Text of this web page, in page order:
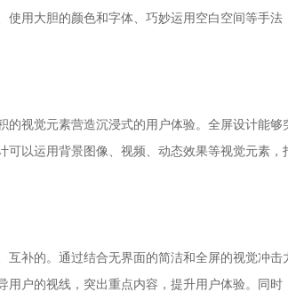
用大胆的颜色和字体、巧妙运用空白空间等手法
视觉元素营造沉浸式的用户体验。全屏设计能
以运用背景图像、视频、动态效果等视觉元素，
补的。通过结合无界面的简洁和全屏的视觉冲
户的视线，突出重点内容，提升用户体验。同